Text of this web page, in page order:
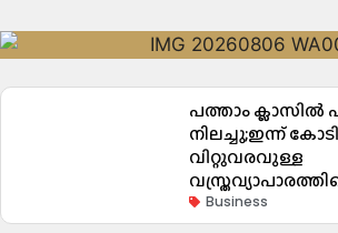
പത്താം ക്ലാസിൽ
നിലച്ചു;ഇന്ന്
വിറ്റുവരവുള്ള
Business